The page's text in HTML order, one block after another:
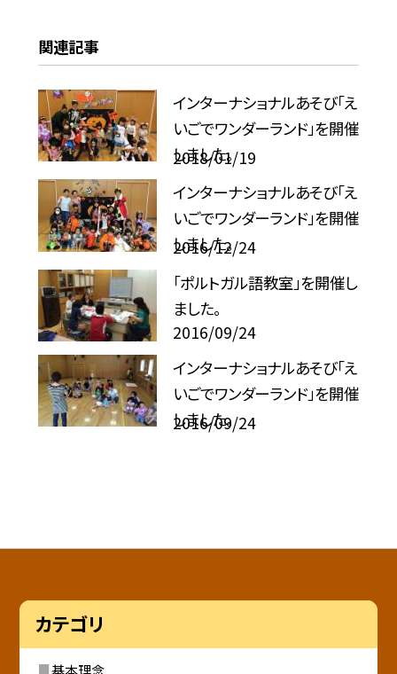
関連記事
インターナショナルあそび「え
いごでワンダーランド」を開催
しました。
2018/01/19
インターナショナルあそび「え
いごでワンダーランド」を開催
しました。
2016/12/24
「ポルトガル語教室」を開催し
ました。
2016/09/24
インターナショナルあそび「え
いごでワンダーランド」を開催
しました。
2016/09/24
カテゴリ
基本理念